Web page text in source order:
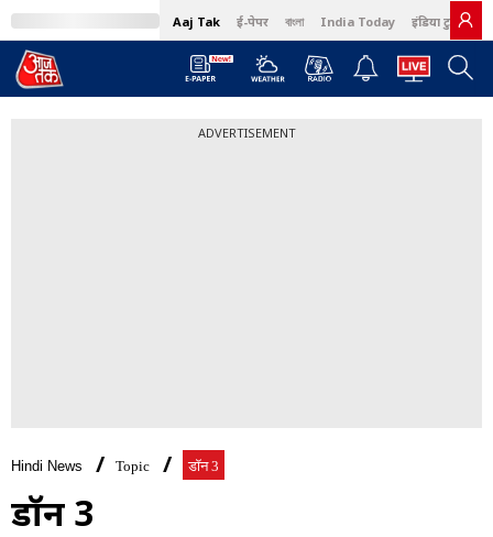
Aaj Tak ई-पेपर বাংলা India Today इंडिया टुडे हिंदी
ADVERTISEMENT
Hindi News Topic डॉन 3
डॉन 3